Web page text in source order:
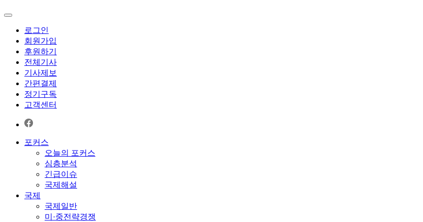
로그인
회원가입
후원하기
전체기사
기사제보
간편결제
정기구독
고객센터
포커스
오늘의 포커스
심층분석
긴급이슈
국제해설
국제
국제일반
미·중전략경쟁